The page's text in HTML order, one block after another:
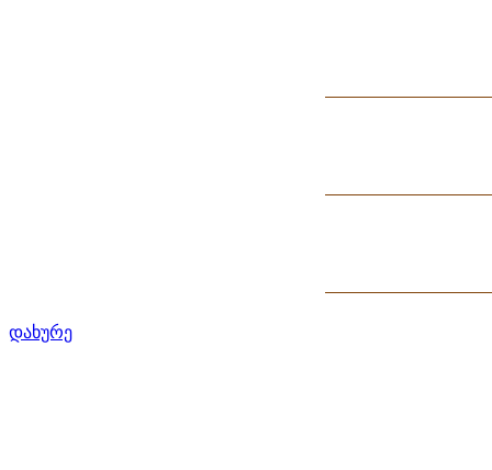
დახურე